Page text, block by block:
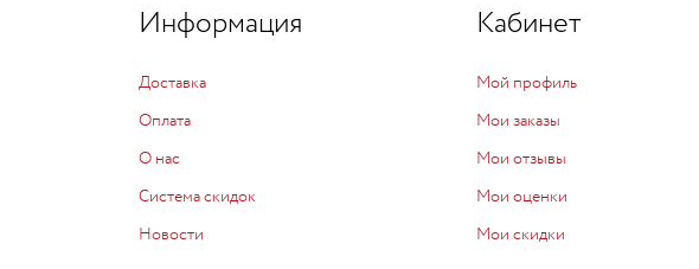
Информация
Доставка
Оплата
О нас
Система скидок
Новости
Кабинет
Мой профиль
Мои заказы
Мои отзывы
Мои оценки
Мои скидки